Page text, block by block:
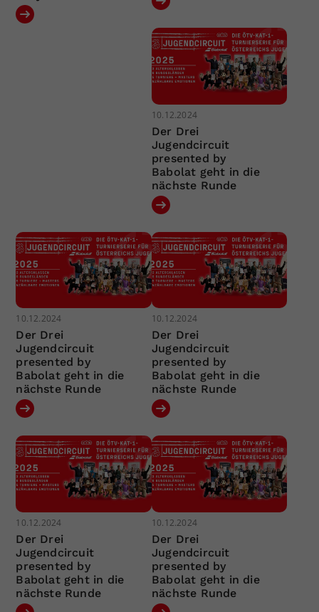
10.12.2024
Der Drei
Jugendcircuit
presented by
Babolat geht in die
nächste Runde
10.12.2024
Der Drei
Jugendcircuit
presented by
Babolat geht in die
nächste Runde
10.12.2024
Der Drei
Jugendcircuit
presented by
Babolat geht in die
nächste Runde
10.12.2024
Der Drei
Jugendcircuit
presented by
Babolat geht in die
nächste Runde
10.12.2024
Der Drei
Jugendcircuit
presented by
Babolat geht in die
nächste Runde